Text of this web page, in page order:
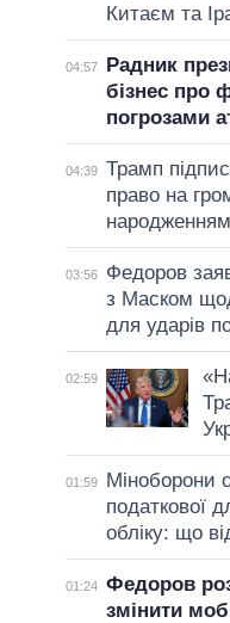
Китаєм та
04:57
Радник
бізнес про
погрозами
04:39 Трамп
право на
03:56
Федоров
з Маском
для ударів
02:59
01:59
Міноборони
податкової
обліку: що
01:24 Федоров
змінити